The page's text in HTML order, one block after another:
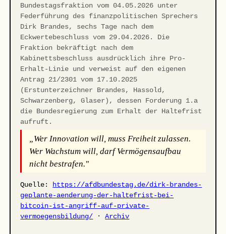
Bundestagsfraktion vom 04.05.2026 unter
Federführung des finanzpolitischen Sprechers
Dirk Brandes, sechs Tage nach dem
Eckwertebeschluss vom 29.04.2026. Die
Fraktion bekräftigt nach dem
Kabinettsbeschluss ausdrücklich ihre Pro-
Erhalt-Linie und verweist auf den eigenen
Antrag 21/2301 vom 17.10.2025
(Erstunterzeichner Brandes, Hassold,
Schwarzenberg, Glaser), dessen Forderung 1.a
die Bundesregierung zum Erhalt der Haltefrist
aufruft.
„Wer Innovation will, muss Freiheit zulassen.
Wer Wachstum will, darf Vermögensaufbau
nicht bestrafen."
Quelle:
https://afdbundestag.de/dirk-brandes-
geplante-aenderung-der-haltefrist-bei-
bitcoin-ist-angriff-auf-private-
vermoegensbildung/ ·Archiv